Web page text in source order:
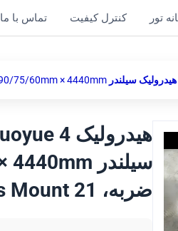
تور کنترل کیفیت تماس با ما
ضربه، 21 MPa، Clevis Mount